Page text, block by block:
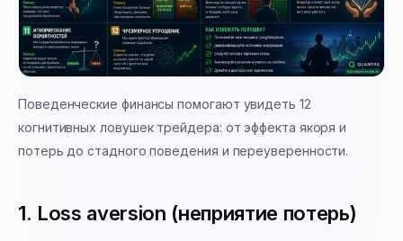
Поведенческие финансы помогают увидеть 12
когнитивных ловушек трейдера: от эффекта якоря и
потерь до стадного поведения и переуверенности.
1. Loss aversion (неприятие потерь)